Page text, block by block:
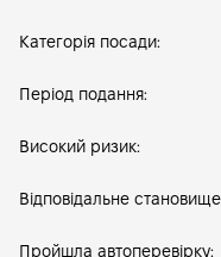
Категорія посади:
Період подання:
Високий ризик:
Відповідальне
Пройшла автоперевірку: